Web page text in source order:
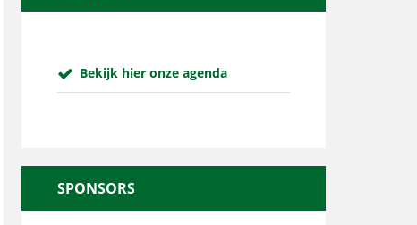
Bekijk hier onze agenda
SPONSORS